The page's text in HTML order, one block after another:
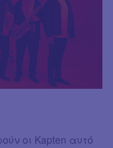
οι Kapten αυτό